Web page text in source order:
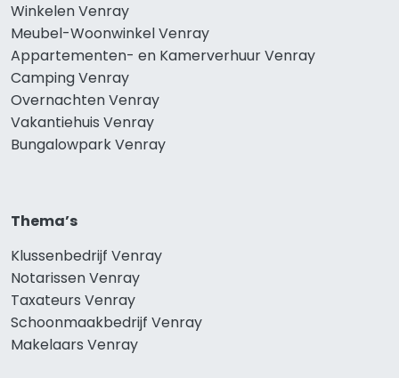
Winkelen Venray
Meubel-Woonwinkel Venray
Appartementen- en Kamerverhuur Venray
Camping Venray
Overnachten Venray
Vakantiehuis Venray
Bungalowpark Venray
Thema’s
Klussenbedrijf Venray
Notarissen Venray
Taxateurs Venray
Schoonmaakbedrijf Venray
Makelaars Venray